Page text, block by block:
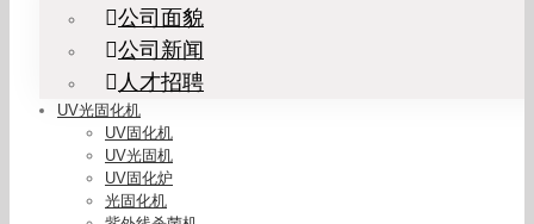
公司面貌
公司新闻
人才招聘
UV光固化机
UV固化机
UV光固机
UV固化炉
光固化机